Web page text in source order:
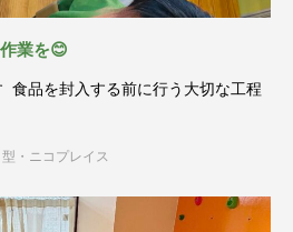
業を😊
食品を封入する前に行う大切な工程
Ｂ型・ニコプレイス